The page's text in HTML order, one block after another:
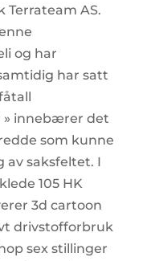
Terrateam AS.
og har
har satt
» innebærer det
som kunne
av saksfeltet. I
105 HK
3d cartoon
drivstofforbruk
sex stillinger